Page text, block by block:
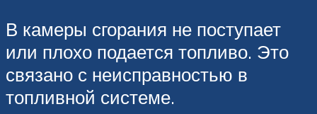
В камеры сгорания не поступает
или плохо подается топливо. Это
связано с неисправностью в
топливной системе.